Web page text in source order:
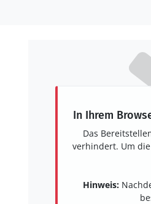
In Ihrem
Das
verhindert. Um
Hinweis: